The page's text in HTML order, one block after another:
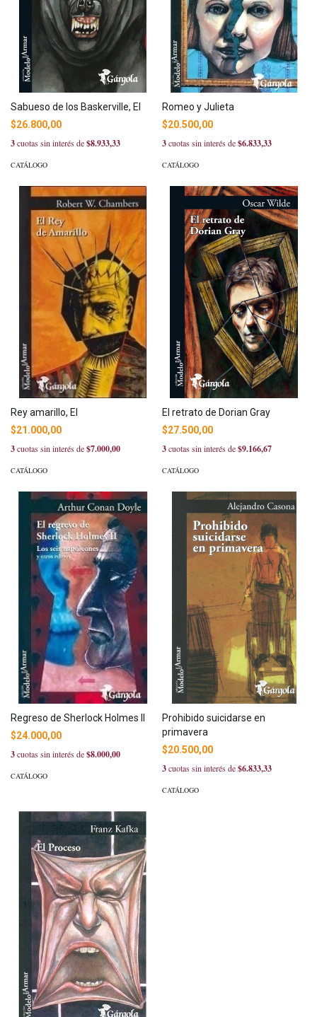
Sabueso de los Baskerville, El
$26.800,00
3cuotas sin interés de$8.933,33
CATÁLOGO
Romeo y Julieta
$20.500,00
3cuotas sin interés de$6.833,33
CATÁLOGO
Rey amarillo, El
$21.000,00
3cuotas sin interés de$7.000,00
CATÁLOGO
El retrato de Dorian Gray
$27.500,00
3cuotas sin interés de$9.166,67
CATÁLOGO
Regreso de Sherlock Holmes II
$24.000,00
3cuotas sin interés de$8.000,00
CATÁLOGO
Prohibido suicidarse en
primavera
$20.500,00
3cuotas sin interés de$6.833,33
CATÁLOGO